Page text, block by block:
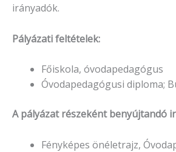
irányadók.
Pályázati feltételek:
Főiskola, óvodapedagógus
Óvodapedagógusi diploma;
A pályázat részeként benyújtandó
Fényképes önéletrajz,